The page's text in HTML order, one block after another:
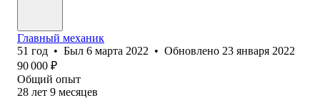
Главный механик
51 год • Был 6 марта 2022 • Обновлено 23 января 2022
90 000 ₽
Общий опыт
28 лет 9 месяцев